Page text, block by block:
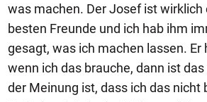
was machen. Der Josef ist wirklich
besten Freunde und ich hab ihm
gesagt, was ich machen lassen. Er
wenn ich das brauche, dann ist
der Meinung ist, dass ich das nicht